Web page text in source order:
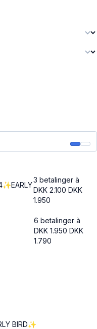
3 betalinger à
DKK 2.100 DKK
1.950
6 betalinger à
DKK 1.950 DKK
1.790
BIRD✨